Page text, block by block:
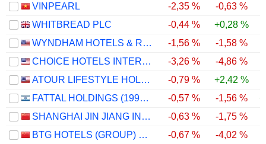
VINPEARL
-2,35 % -0,63 %
WHITBREAD PLC
-0,44 % +0,28 %
WYNDHAM HOTELS & RESORTS, INC.
-1,56 % -1,58 %
CHOICE HOTELS INTERNATIONAL, INC.
-3,26 % -4,86 %
ATOUR LIFESTYLE HOLDINGS LIMITED
-0,79 % +2,42 %
FATTAL HOLDINGS (1998) LTD
-0,57 % -1,56 %
SHANGHAI JIN JIANG INTERNATIONAL HOTELS CO., LTD.
-0,63 % -1,75 %
BTG HOTELS (GROUP) CO., LTD.
-0,67 % -4,02 %